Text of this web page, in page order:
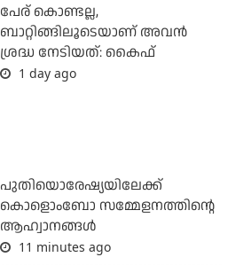
പേര് കൊണ്ടല്ല,
ബാറ്റിങ്ങിലൂടെയാണ് അവൻ
ശ്രദ്ധ നേടിയത്: കൈഫ്
1 day ago
പുതിയൊരേഷ്യയിലേക്ക്
കൊളൊംബോ സമ്മേളനത്തിന്റെ
ആഹ്വാനങ്ങള്‍
11 minutes ago